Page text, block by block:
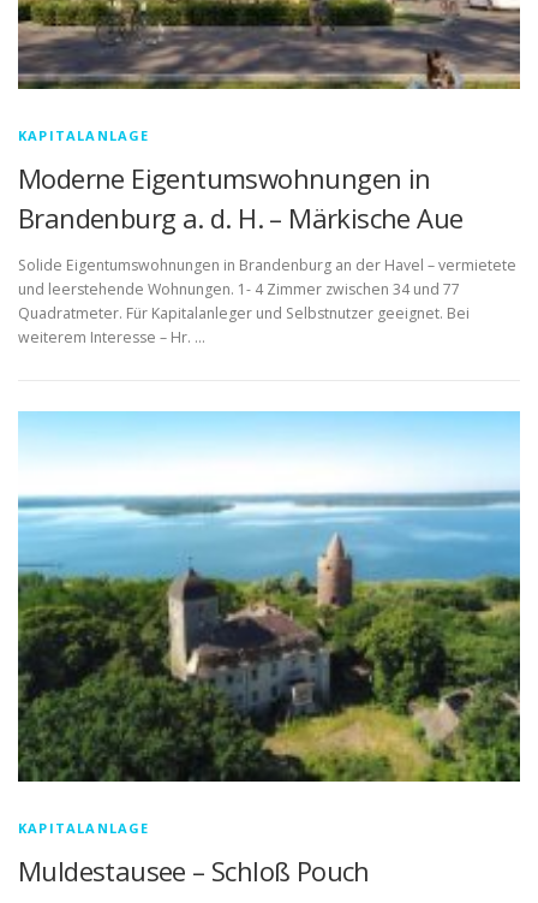
KAPITALANLAGE
Moderne Eigentumswohnungen in
Brandenburg a. d. H. – Märkische Aue
Solide Eigentumswohnungen in Brandenburg an der Havel – vermietete
und leerstehende Wohnungen. 1- 4 Zimmer zwischen 34 und 77
Quadratmeter. Für Kapitalanleger und Selbstnutzer geeignet. Bei
weiterem Interesse – Hr. …
KAPITALANLAGE
Muldestausee – Schloß Pouch